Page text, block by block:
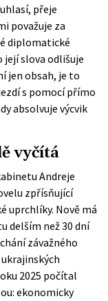
přeje
považuje za
diplomatické
její slova odlišuje
jen obsah, je to
s pomocí přímo
absolvuje výcvik
vyčítá
Andreje
zpřísňující
uprchlíky. Nově má
delším než 30 dní
závažného
2025 počítal
ekonomicky